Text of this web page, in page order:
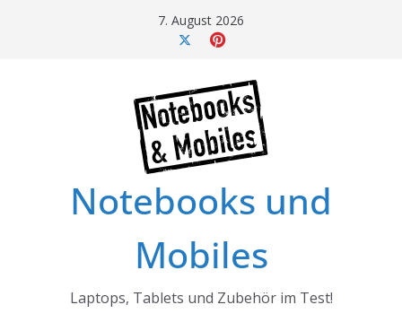
7. August 2026
Notebooks und
Mobiles
Laptops, Tablets und Zubehör im Test!